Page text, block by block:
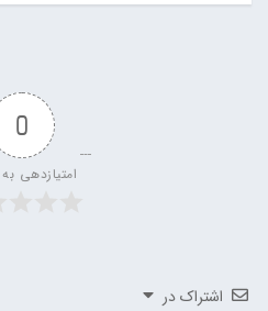
0
امتیازدهی
اشتراک در